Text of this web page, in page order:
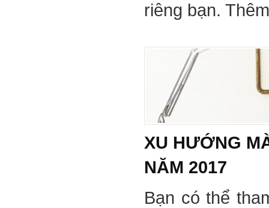
riêng bạn.
XU HƯỚNG
NĂM 2017
Bạn có thể